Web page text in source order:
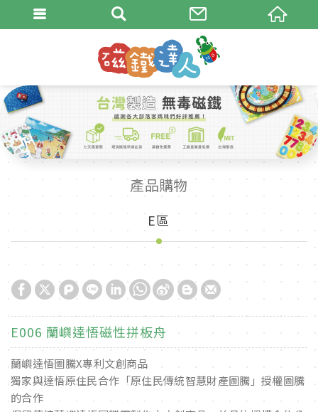
產品購物
E區
E006 蘭嶼達悟磁性拼板舟
蘭嶼達悟圖騰X專利文創商品
獨家與達悟原住民合作「原住民傳統智慧財產圖騰」授權圖騰
的合作